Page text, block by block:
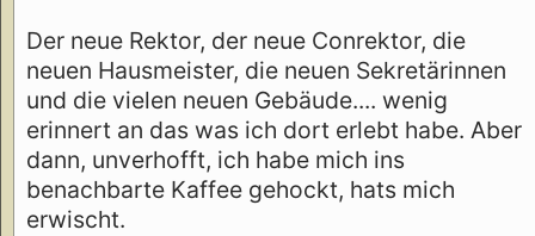
Der neue Rektor, der neue Conrektor, die
neuen Hausmeister, die neuen Sekretärinnen
und die vielen neuen Gebäude.... wenig
erinnert an das was ich dort erlebt habe. Aber
dann, unverhofft, ich habe mich ins
benachbarte Kaffee gehockt, hats mich
erwischt.